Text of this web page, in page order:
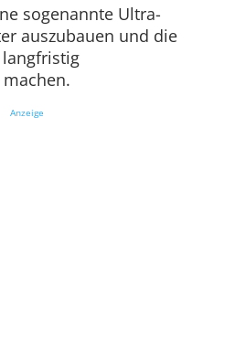
sogenannte Ultra-
auszubauen und die
Anzeige